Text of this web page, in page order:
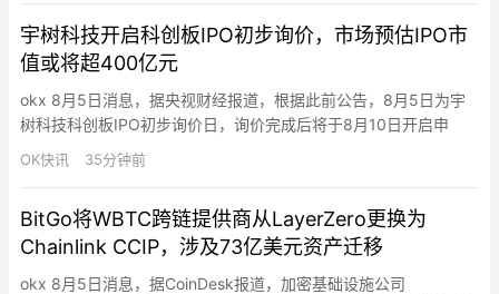
宇树科技开启科创板IPO初步询价，市场预估IPO市
值或将超400亿元
okx 8月5日消息，据央视财经报道，根据此前公告，8月5日为宇
树科技科创板IPO初步询价日，询价完成后将于8月10日开启申
购，网上、网下申购日均为8月10日，缴款截止日为8月12日。8月
5日初步询价期间为 9:30—15:00，保荐人（主承销商）开展网下
发行价格、确定有效报价投资者及其可申购股数，…
OK快讯 35分钟前
BitGo将WBTC跨链提供商从LayerZero更换为
Chainlink CCIP，涉及73亿美元资产迁移
okx 8月5日消息，据CoinDesk报道，加密基础设施公司